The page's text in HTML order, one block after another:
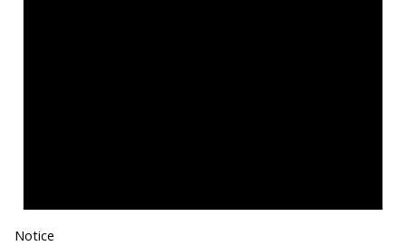
Notice